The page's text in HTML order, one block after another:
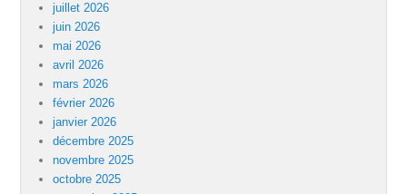
juillet 2026
juin 2026
mai 2026
avril 2026
mars 2026
février 2026
janvier 2026
décembre 2025
novembre 2025
octobre 2025